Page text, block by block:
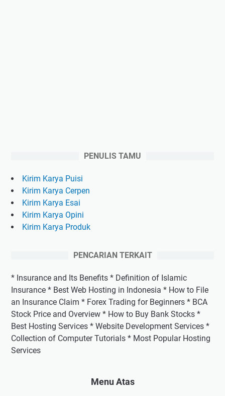
PENULIS TAMU
Kirim Karya Puisi
Kirim Karya Cerpen
Kirim Karya Esai
Kirim Karya Opini
Kirim Karya Produk
PENCARIAN TERKAIT
* Insurance and Its Benefits * Definition of Islamic
Insurance * Best Web Hosting in Indonesia * How to File
an Insurance Claim * Forex Trading for Beginners * BCA
Stock Price and Overview * How to Buy Bank Stocks *
Best Hosting Services * Website Development Services *
Collection of Computer Tutorials * Most Popular Hosting
Services
Menu Atas